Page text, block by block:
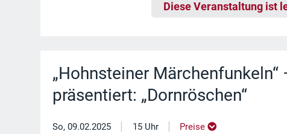
Diese Veranstaltung ist
„Hohnsteiner
präsentiert: „Dornröschen“
So, 09.02.2025 | 15 Uhr | Preise